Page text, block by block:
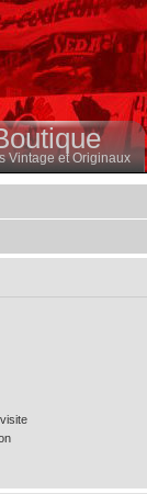
Vintage et Originaux